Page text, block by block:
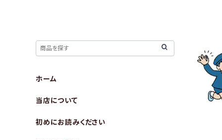
ホーム
当店について
初めにお読みください